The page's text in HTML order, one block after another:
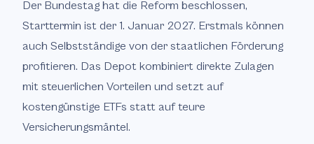
Der Bundestag hat die Reform beschlossen,
Starttermin ist der 1. Januar 2027. Erstmals können
auch Selbstständige von der staatlichen Förderung
profitieren. Das Depot kombiniert direkte Zulagen
mit steuerlichen Vorteilen und setzt auf
kostengünstige ETFs statt auf teure
Versicherungsmäntel.